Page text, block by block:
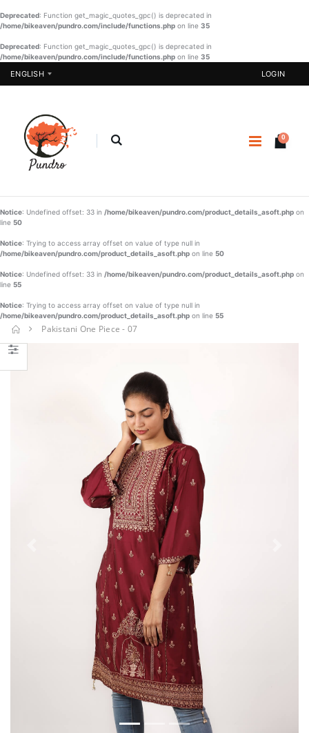
Deprecated: Function get_magic_quotes_gpc() is deprecated in
/home/bikeaven/pundro.com/include/functions.php on line 35
Deprecated: Function get_magic_quotes_gpc() is deprecated in
/home/bikeaven/pundro.com/include/functions.php on line 35
ENGLISH LOGIN
0
Notice: Undefined offset: 33 in /home/bikeaven/pundro.com/product_details_asoft.php on
line 50
Notice: Trying to access array offset on value of type null in
/home/bikeaven/pundro.com/product_details_asoft.php on line 50
Notice: Undefined offset: 33 in /home/bikeaven/pundro.com/product_details_asoft.php on
line 55
Notice: Trying to access array offset on value of type null in
/home/bikeaven/pundro.com/product_details_asoft.php on line 55
Pakistani One Piece - 07
Designer
Three Piece
- 03
BUY NOW
Girls
Sharee-001
BUY NOW
Burka-014
€ 23.40
BUY NOW
BLK-006
€ 37.23 €
BUY NOW
Pakistani
One Piece -
07
€ 20.57
BUY NOW
Boys
Panjabi Set
€ 20.90
BUY NOW